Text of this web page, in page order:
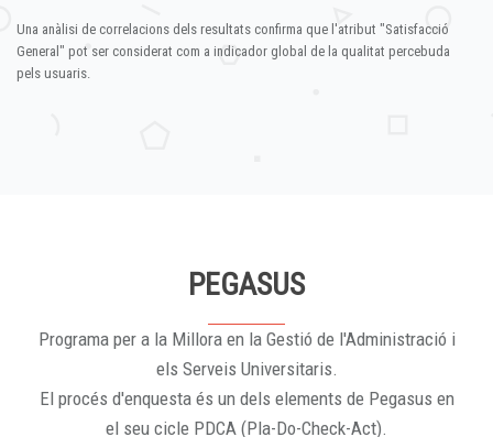
Una anàlisi de correlacions dels resultats confirma que l'atribut "Satisfacció
General" pot ser considerat com a indicador global de la qualitat percebuda
pels usuaris.
PEGASUS
Programa per a la Millora en la Gestió de l'Administració i
els Serveis Universitaris.
El procés d'enquesta és un dels elements de Pegasus en
el seu cicle PDCA (Pla-Do-Check-Act).